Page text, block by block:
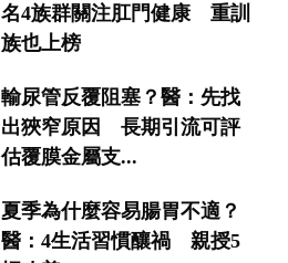
名4族群關注肛門健康 重訓
族也上榜
輸尿管反覆阻塞？醫：先找
出狹窄原因 長期引流可評
估覆膜金屬支...
夏季為什麼容易腸胃不適？
醫：4生活習慣釀禍 親授5